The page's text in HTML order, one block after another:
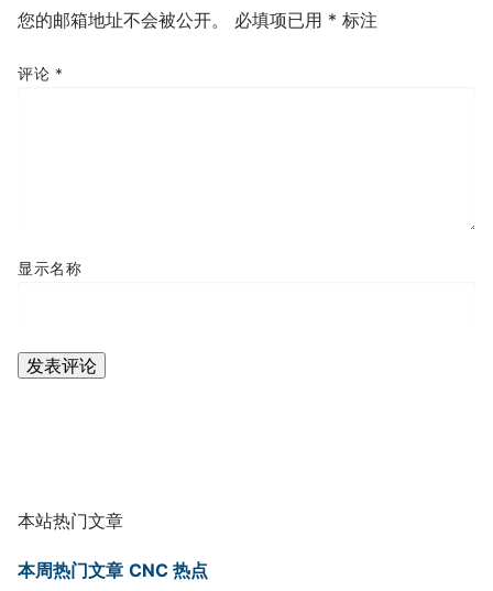
您的邮箱地址不会被公开。 必填项已用 * 标注
评论 *
显示名称
本站热门文章
本周热门文章 CNC 热点